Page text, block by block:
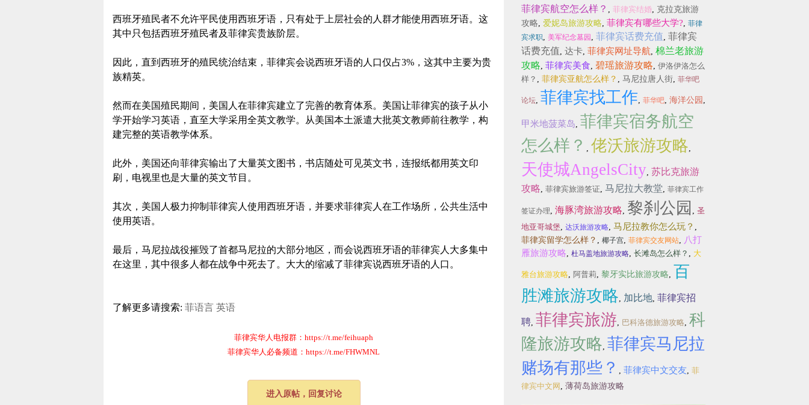
西班牙殖民者不允许平民使用西班牙语，只有处于上层社会的人群才能使用西班牙语。这
其中只包括西班牙殖民者及菲律宾贵族阶层。
因此，直到西班牙的殖民统治结束，菲律宾会说西班牙语的人口仅占3%，这其中主要为贵
族精英。
然而在美国殖民期间，美国人在菲律宾建立了完善的教育体系。美国让菲律宾的孩子从小
学开始学习英语，直至大学采用全英文教学。从美国本土派遣大批英文教师前往教学，构
建完整的英语教学体系。
此外，美国还向菲律宾输出了大量英文图书，书店随处可见英文书，连报纸都用英文印
刷，电视里也是大量的英文节目。
其次，美国人极力抑制菲律宾人使用西班牙语，并要求菲律宾人在工作场所，公共生活中
使用英语。
最后，马尼拉战役摧毁了首都马尼拉的大部分地区，而会说西班牙语的菲律宾人大多集中
在这里，其中很多人都在战争中死去了。大大的缩减了菲律宾说西班牙语的人口。
了解更多请搜索: 菲语言 英语
菲律宾华人电报群：https://t.me/feihuaph
菲律宾华人必备频道：https://t.me/FHWMNL
进入原帖，回复讨论
菲律宾航空怎么样？ , 菲律宾结婚, 克拉克旅游
攻略, 爱妮岛旅游攻略, 菲律宾有哪些大学?, 菲律
宾求职, 美军纪念墓园 , 菲律宾话费充值, 菲律宾
话费充值, 达卡, 菲律宾网址导航, 棉兰老旅游
攻略, 菲律宾美食, 碧瑶旅游攻略, 伊洛伊洛怎么
样？ , 菲律宾亚航怎么样？ , 马尼拉唐人街, 菲华吧
论坛, 菲律宾找工作, 菲华吧, 海洋公园 ,
甲米地菠菜岛, 菲律宾宿务航空
怎么样？ , 佬沃旅游攻略,
天使城AngelsCity, 苏比克旅游
攻略, 菲律宾旅游签证, 马尼拉大教堂, 菲律宾工作
签证办理, 海豚湾旅游攻略, 黎刹公园 , 圣
地亚哥城堡, 达沃旅游攻略, 马尼拉教你怎么玩？ ,
菲律宾留学怎么样？ , 椰子宫, 菲律宾交友网站, 八打
雁旅游攻略, 杜马盖地旅游攻略, 长滩岛怎么样？ , 大
雅台旅游攻略, 阿普莉, 黎牙实比旅游攻略, 百
胜滩旅游攻略, 加比地, 菲律宾招
聘, 菲律宾旅游, 巴科洛德旅游攻略, 科
隆旅游攻略, 菲律宾马尼拉
赌场有那些？ , 菲律宾中文交友, 菲
律宾中文网 , 薄荷岛旅游攻略